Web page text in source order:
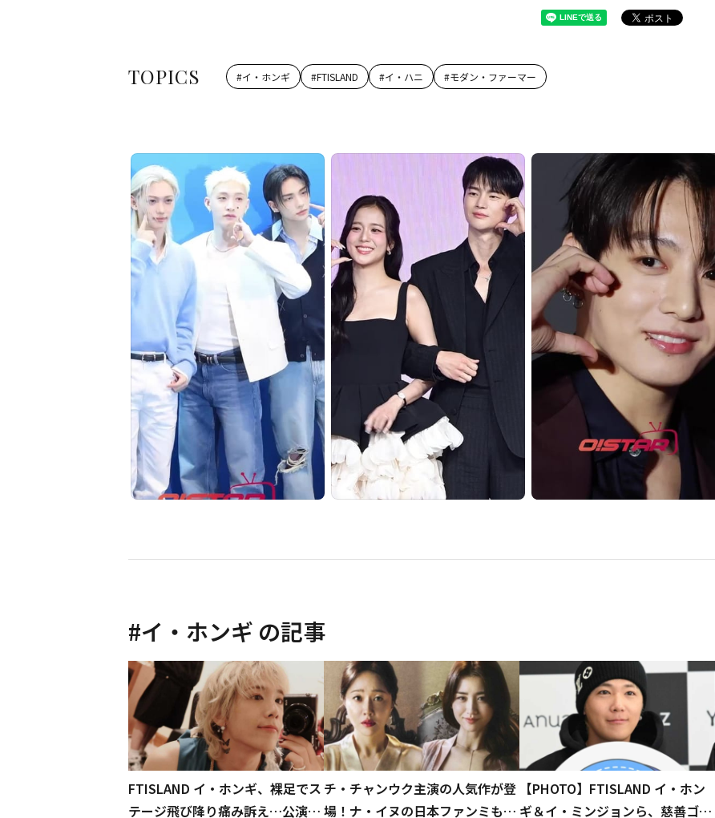
TOPICS #イ・ホンギ #FTISLAND #イ・ハニ #モダン・ファーマー
#イ・ホンギ の記事
FTISLAND イ・ホンギ、裸足でス
テージ飛び降り痛み訴え…公演中
チ・チャンウク主演の人気作が登
場！ナ・イヌの日本ファンミもア
【PHOTO】FTISLAND イ・ホン
ギ＆イ・ミンジョンら、慈善ゴル